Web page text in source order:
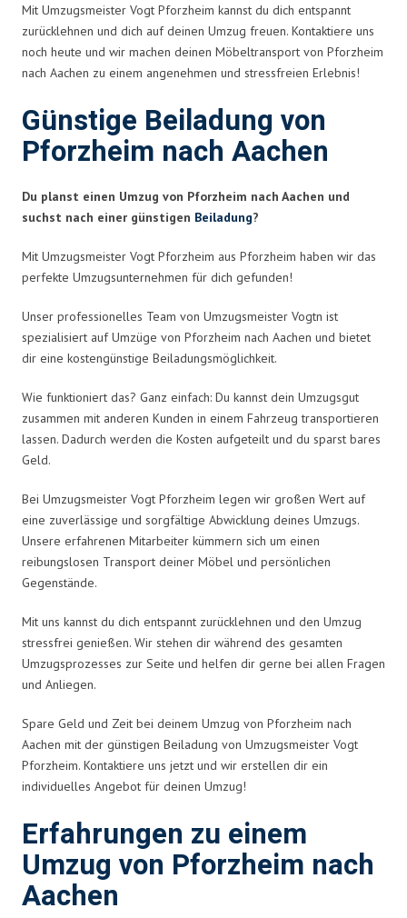
Mit Umzugsmeister Vogt Pforzheim kannst du dich entspannt
zurücklehnen und dich auf deinen Umzug freuen. Kontaktiere uns
noch heute und wir machen deinen Möbeltransport von Pforzheim
nach Aachen zu einem angenehmen und stressfreien Erlebnis!
Günstige Beiladung von
Pforzheim nach Aachen
Du planst einen Umzug von Pforzheim nach Aachen und
suchst nach einer günstigen Beiladung?
Mit Umzugsmeister Vogt Pforzheim aus Pforzheim haben wir das
perfekte Umzugsunternehmen für dich gefunden!
Unser professionelles Team von Umzugsmeister Vogtn ist
spezialisiert auf Umzüge von Pforzheim nach Aachen und bietet
dir eine kostengünstige Beiladungsmöglichkeit.
Wie funktioniert das? Ganz einfach: Du kannst dein Umzugsgut
zusammen mit anderen Kunden in einem Fahrzeug transportieren
lassen. Dadurch werden die Kosten aufgeteilt und du sparst bares
Geld.
Bei Umzugsmeister Vogt Pforzheim legen wir großen Wert auf
eine zuverlässige und sorgfältige Abwicklung deines Umzugs.
Unsere erfahrenen Mitarbeiter kümmern sich um einen
reibungslosen Transport deiner Möbel und persönlichen
Gegenstände.
Mit uns kannst du dich entspannt zurücklehnen und den Umzug
stressfrei genießen. Wir stehen dir während des gesamten
Umzugsprozesses zur Seite und helfen dir gerne bei allen Fragen
und Anliegen.
Spare Geld und Zeit bei deinem Umzug von Pforzheim nach
Aachen mit der günstigen Beiladung von Umzugsmeister Vogt
Pforzheim. Kontaktiere uns jetzt und wir erstellen dir ein
individuelles Angebot für deinen Umzug!
Erfahrungen zu einem
Umzug von Pforzheim nach
Aachen